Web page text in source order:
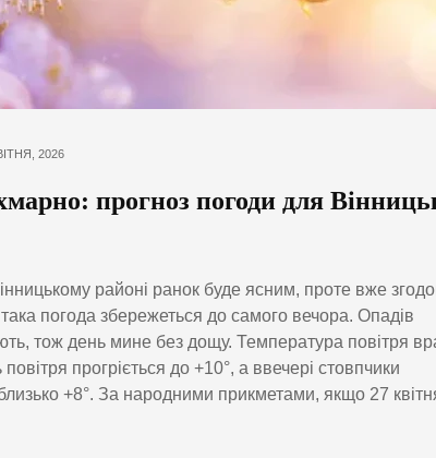
2026
прогноз погоди для
районі ранок буде ясним, проте вже
погода збережеться до самого вечора. Опадів
тож день мине без дощу. Температура повітря
прогріється до +10°, а ввечері стовпчики
+8°. За народними прикметами, якщо 27